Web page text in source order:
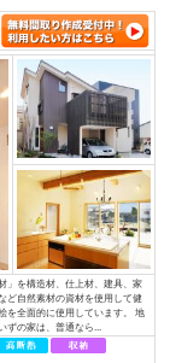
？子供たちに豊かな
、耐震性を考えたと
安全の為にその木材